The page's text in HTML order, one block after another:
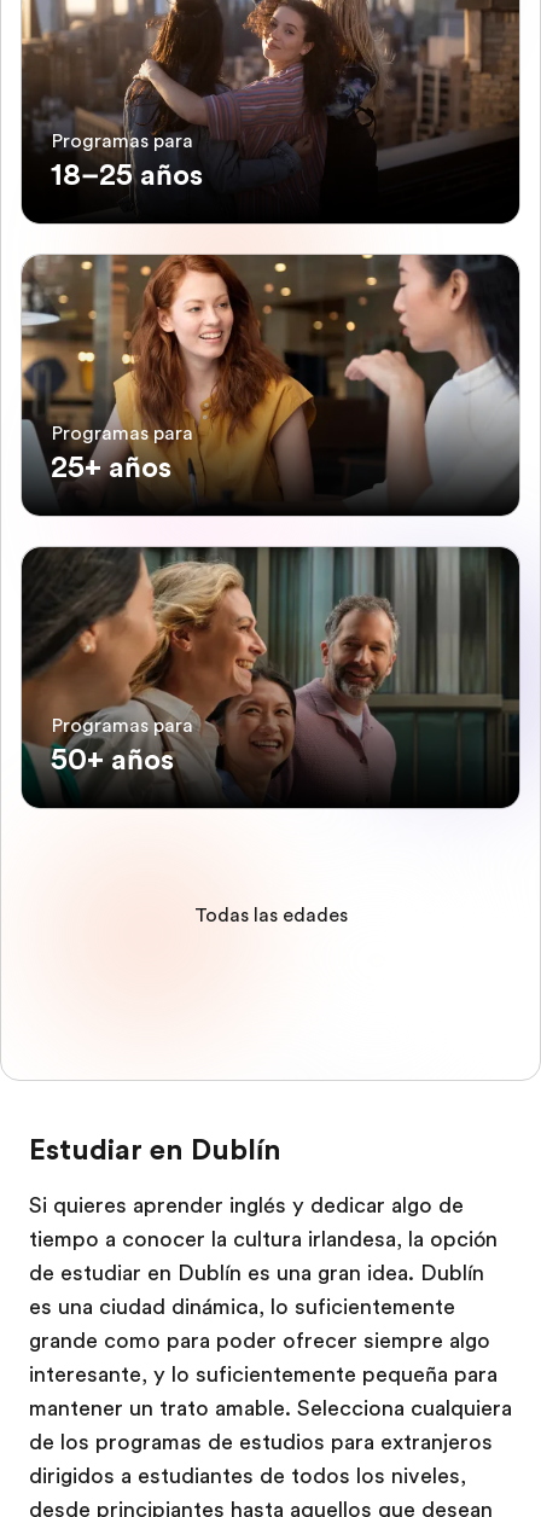
Programas para
18–25 años
Programas para
25+ años
Programas para
50+ años
Todas las edades
Estudiar en Dublín
Si quieres aprender inglés y dedicar algo de
tiempo a conocer la cultura irlandesa, la opción
de estudiar en Dublín es una gran idea. Dublín
es una ciudad dinámica, lo suficientemente
grande como para poder ofrecer siempre algo
interesante, y lo suficientemente pequeña para
mantener un trato amable. Selecciona cualquiera
de los programas de estudios para extranjeros
dirigidos a estudiantes de todos los niveles,
desde principiantes hasta aquellos que desean